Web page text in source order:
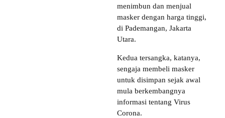
menimbun dan menjual
masker dengan harga tinggi,
di Pademangan, Jakarta
Utara.
Kedua tersangka, katanya,
sengaja membeli masker
untuk disimpan sejak awal
mula berkembangnya
informasi tentang Virus
Corona.